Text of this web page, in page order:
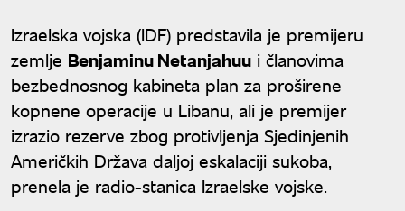
Izraelska vojska (IDF) predstavila je premijeru
zemlje Benjaminu Netanjahuu i članovima
bezbednosnog kabineta plan za proširene
kopnene operacije u Libanu, ali je premijer
izrazio rezerve zbog protivljenja Sjedinjenih
Američkih Država daljoj eskalaciji sukoba,
prenela je radio-stanica Izraelske vojske.